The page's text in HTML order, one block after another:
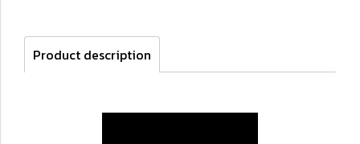
Product description